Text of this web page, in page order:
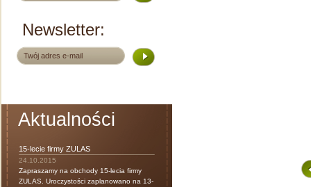
Newsletter:
Aktualności
15-lecie firmy ZULAS
24.10.2015
Zapraszamy na obchody 15-lecia firmy
ZULAS. Uroczystości zaplanowano na 13-